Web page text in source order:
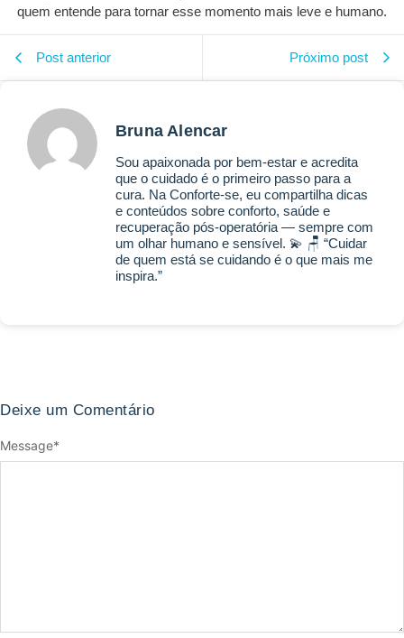
quem entende para tornar esse momento mais leve e humano.
Post anterior Próximo post
Bruna Alencar
Sou apaixonada por bem-estar e acredita
que o cuidado é o primeiro passo para a
cura. Na Conforte-se, eu compartilha dicas
e conteúdos sobre conforto, saúde e
recuperação pós-operatória — sempre com
um olhar humano e sensível. 💫 🪑 “Cuidar
de quem está se cuidando é o que mais me
inspira.”
Deixe um Comentário
Message*